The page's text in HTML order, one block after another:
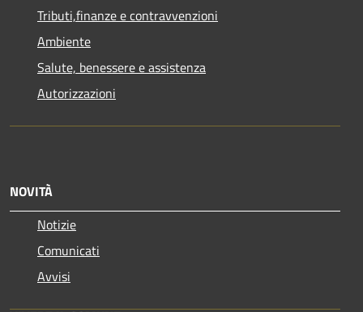
Tributi,finanze e contravvenzioni
Ambiente
Salute, benessere e assistenza
Autorizzazioni
NOVITÀ
Notizie
Comunicati
Avvisi